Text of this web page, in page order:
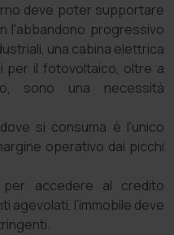
deve poter supportare
l'abbandono progressivo
una cabina elettrica
per il fotovoltaico, oltre a
sono una necessità
si consuma è l'unico
operativo dai picchi
per accedere al credito
agevolati, l’immobile deve